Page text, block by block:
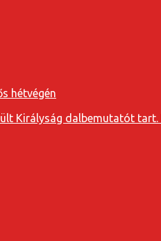
hétvégén
Királyság dalbemutatót tart.